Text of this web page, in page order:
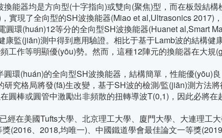
器均是方向型(十字指向)或雙向(聚焦)型，而在板殼結
實現了全向型的SH波換能器(Miao et al,Ultrasonics 2017)
環(huán)12等分的全向型SH波換能器(Huanet al,Smart
監(jiān)測中得到應用驗證。相比于基于Lamb波的結構
工作等明顯優(yōu)勢。然而，這種12陣元的換能器在大
的全向型SH波換能器，結構簡單，性能優(yōu)良
研究格局將發(fā)生改變，基于SH波的檢測/監(jiān)測方
棒或圓管中激勵出非頻散的扭轉導波T(0,1)，因此必將在超聲
美國Tufts大學、北京理工大學、廈門大學、大連理
、2018,均唯一)、中國鐵道學會最佳論文一等獎(2019)等